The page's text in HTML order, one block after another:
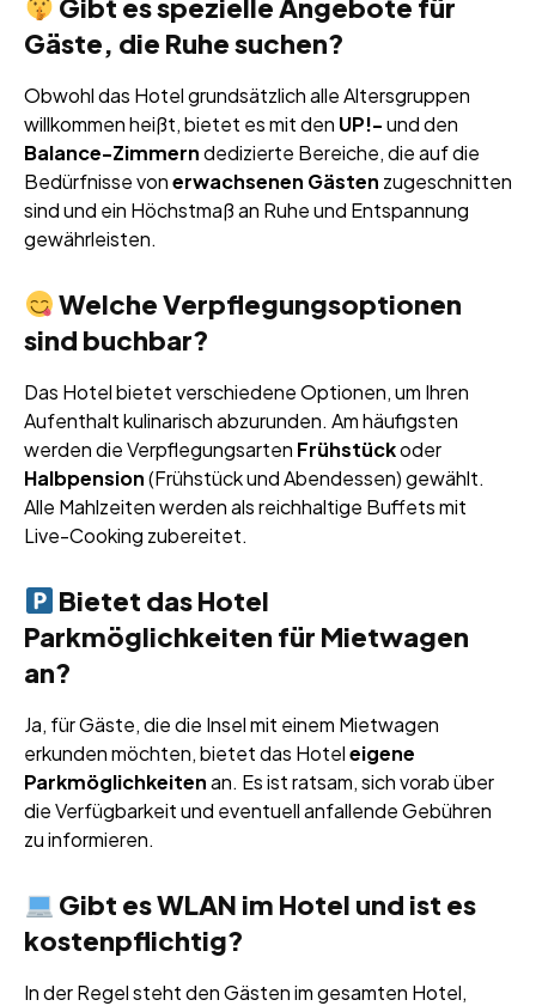
Gäste, die Ruhe suchen?
Obwohl das Hotel grundsätzlich alle Altersgruppen
willkommen heißt, bietet es mit den UP!-und den
Balance-Zimmerndedizierte Bereiche, die auf die
Bedürfnisse vonerwachsenen Gästen zugeschnitten
sind und ein Höchstmaß an Ruhe und Entspannung
gewährleisten.
Welche Verpflegungsoptionen
sind buchbar?
Das Hotel bietet verschiedene Optionen, um Ihren
Aufenthalt kulinarisch abzurunden. Am häufigsten
werden die Verpflegungsarten Frühstückoder
Halbpension(Frühstück und Abendessen) gewählt.
Alle Mahlzeiten werden als reichhaltige Buffets mit
Live-Cooking zubereitet.
Bietet das Hotel
Parkmöglichkeiten für Mietwagen
an?
Ja, für Gäste, die die Insel mit einem Mietwagen
erkunden möchten, bietet das Hoteleigene
Parkmöglichkeitenan. Es ist ratsam, sich vorab über
die Verfügbarkeit und eventuell anfallende Gebühren
zu informieren.
Gibt es WLAN im Hotel und ist es
kostenpflichtig?
In der Regel steht den Gästen im gesamten Hotel,